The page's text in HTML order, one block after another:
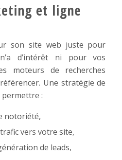
et ligne
son site web juste pour
d’intérêt ni pour vos
moteurs de recherches
Une stratégie de
:
notoriété,
vers votre site,
de leads,